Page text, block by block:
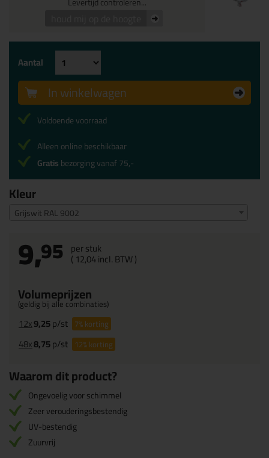
Kleur
Grijswit RAL 9002
9,95 per stuk
( 12,04incl. BTW )
Volumeprijzen
(geldig bij alle combinaties)
12x9,25p/st 7%korting
48x8,75p/st 12%korting
Aantal
In winkelwagen
Voldoende voorraad
Alleen online beschikbaar
Gratisbezorging vanaf 75,-
Waarom dit product?
Ongevoelig voor schimmel
Zeer verouderingsbestendig
UV-bestendig
Zuurvrij